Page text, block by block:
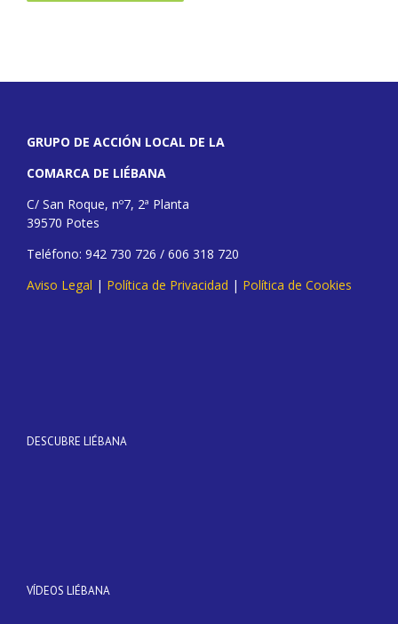
GRUPO DE ACCIÓN LOCAL DE LA
COMARCA DE LIÉBANA
C/ San Roque, nº7, 2ª Planta
39570 Potes
Teléfono: 942 730 726 / 606 318 720
Aviso Legal | Política de Privacidad | Política de Cookies
DESCUBRE LIÉBANA
VÍDEOS LIÉBANA